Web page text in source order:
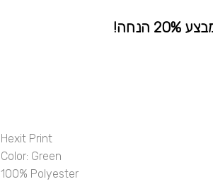
Hexit Print
Color: Green
100% Polyester